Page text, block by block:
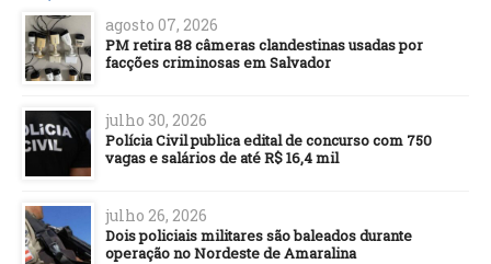
agosto 07, 2026
PM retira 88 câmeras clandestinas usadas por
facções criminosas em Salvador
julho 30, 2026
Polícia Civil publica edital de concurso com 750
vagas e salários de até R$ 16,4 mil
julho 26, 2026
Dois policiais militares são baleados durante
operação no Nordeste de Amaralina